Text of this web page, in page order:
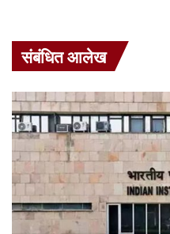
संबंधित आलेख